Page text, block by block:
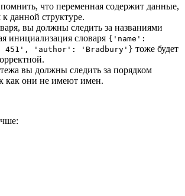
что переменная содержит данные,
данной структуре.
вы должны следить за названиями
инициализация словаря {'name':
451', 'author': 'Bradbury'} тоже будет
вы должны следить за порядком
как они не имеют имен.